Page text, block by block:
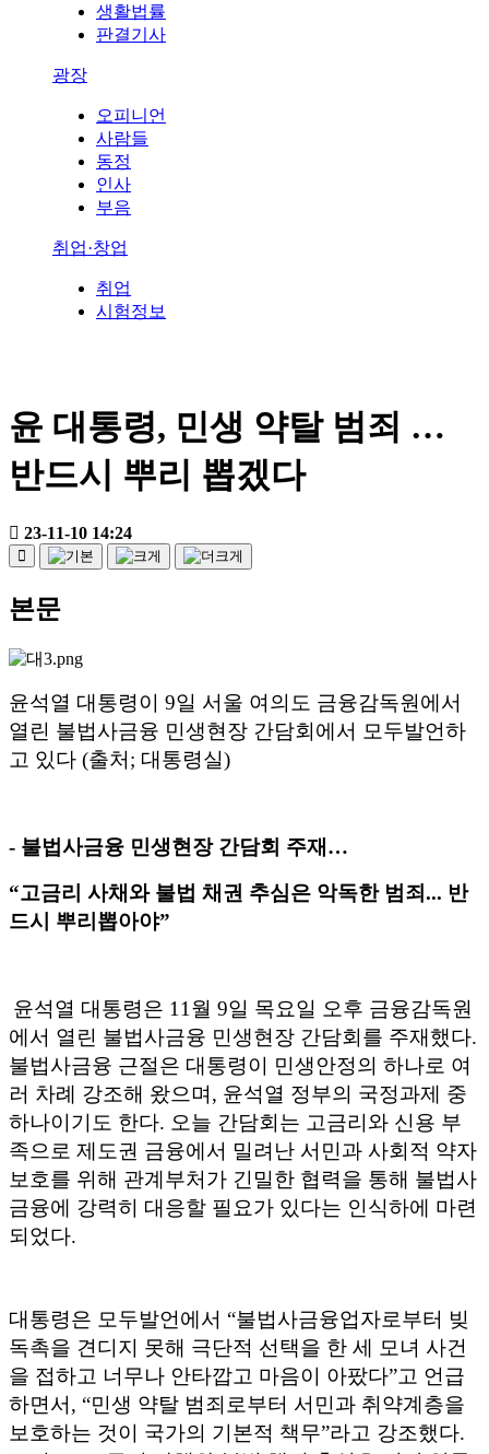
생활법률
판결기사
광장
오피니언
사람들
동정
인사
부음
취업·창업
취업
시험정보
윤 대통령, 민생 약탈 범죄 …
반드시 뿌리 뽑겠다
23-11-10 14:24
본문
윤석열 대통령이 9일 서울 여의도 금융감독원에서
열린 불법사금융 민생현장 간담회에서 모두발언하
고 있다 (출처; 대통령실)
- 불법사금융 민생현장 간담회 주재 …
“고금리 사채와 불법 채권 추심은 악독한 범죄... 반
드시 뿌리뽑아야”
윤석열 대통령은 11 월 9일 목요일 오후 금융감독원
에서 열린 불법사금융 민생현장 간담회를 주재했다.
불법사금융 근절은 대통령이 민생안정의 하나로 여
러 차례 강조해 왔으며, 윤석열 정부의 국정과제 중
하나이기도 한다. 오늘 간담회는 고금리와 신용 부
족으로 제도권 금융에서 밀려난 서민과 사회적 약자
보호를 위해 관계부처가 긴밀한 협력을 통해 불법사
금융에 강력히 대응할 필요가 있다는 인식하에 마련
되었다.
대통령은 모두발언에서 “불법사금융업자로부터 빚
독촉을 견디지 못해 극단적 선택을 한 세 모녀 사건
을 접하고 너무나 안타깝고 마음이 아팠다”고 언급
하면서, “민생 약탈 범죄로부터 서민과 취약계층을
보호하는 것이 국가의 기본적 책무”라고 강조했다.